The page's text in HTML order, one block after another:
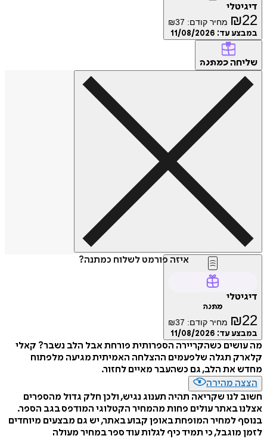
דיגיטלי
₪22 מחיר קודם: ₪37
במבצע עד: 11/08/2026
שליחה כמתנה
איזה פורמט לשלוח כמתנה?
דיגיטלי
מתנה
₪22 מחיר קודם: ₪37
במבצע עד: 11/08/2026
מה עושים כשהקריירה הספרותית פורחת אבל הלב נשבר? קאלי
קלארק תגלה שלפעמים ההצלחה האמיתית מגיעה מלפתוח
מחדש את הלב, גם כשהעבר מאיים לחזור.
הצצה מהירה
חשוב לנו שקריאה תהיה תענוג נגיש, ולכן חלק גדול מהספרים
אצלנו באתר עולים פחות מהמחיר הקטלוגי המודפס בגב הספר.
בנוסף למחיר המופחת באופן קבוע באתר, יש גם מבצעים מיוחדים
לזמן מוגבל, כי תמיד כיף לגלות עוד ספר במחיר מעולה